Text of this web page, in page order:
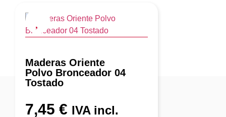
Maderas Oriente
Polvo Bronceador 04
Tostado
7,45 € IVA incl.